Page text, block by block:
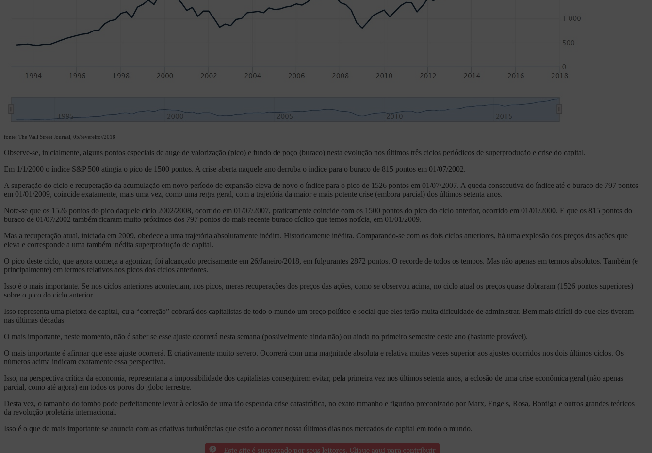
fonte: The Wall Street Journal, 05/fevereiro//2018
Observe-se, inicialmente, alguns pontos especiais de auge de valorização (pico) e fundo de poço (buraco) nesta evolução nos últimos três ciclos periódicos de superprodução e crise do capital.
Em 1/1/2000 o índice S&P 500 atingia o pico de 1500 pontos. A crise aberta naquele ano derruba o índice para o buraco de 815 pontos em 01/07/2002.
A superação do ciclo e recuperação da acumulação em novo período de expansão eleva de novo o índice para o pico de 1526 pontos em 01/07/2007. A queda consecutiva do índice até o buraco de 797 pontos
em 01/01/2009, coincide exatamente, mais uma vez, como uma regra geral, com a trajetória da maior e mais potente crise (embora parcial) dos últimos setenta anos.
Note-se que os 1526 pontos do pico daquele ciclo 2002/2008, ocorrido em 01/07/2007, praticamente coincide com os 1500 pontos do pico do ciclo anterior, ocorrido em 01/01/2000. E que os 815 pontos do
buraco de 01/07/2002 também ficaram muito próximos dos 797 pontos do mais recente buraco cíclico que temos notícia, em 01/01/2009.
Mas a recuperação atual, iniciada em 2009, obedece a uma trajetória absolutamente inédita. Historicamente inédita. Comparando-se com os dois ciclos anteriores, há uma explosão dos preços das ações que
eleva e corresponde a uma também inédita superprodução de capital.
O pico deste ciclo, que agora começa a agonizar, foi alcançado precisamente em 26/Janeiro/2018, em fulgurantes 2872 pontos. O recorde de todos os tempos. Mas não apenas em termos absolutos. Também (e
principalmente) em termos relativos aos picos dos ciclos anteriores.
Isso é o mais importante. Se nos ciclos anteriores aconteciam, nos picos, meras recuperações dos preços das ações, como se observou acima, no ciclo atual os preços quase dobraram (1526 pontos superiores)
sobre o pico do ciclo anterior.
Isso representa uma pletora de capital, cuja “correção” cobrará dos capitalistas de todo o mundo um preço político e social que eles terão muita dificuldade de administrar. Bem mais difícil do que eles tiveram
nas últimas décadas.
O mais importante, neste momento, não é saber se esse ajuste ocorrerá nesta semana (possivelmente ainda não) ou ainda no primeiro semestre deste ano (bastante provável).
O mais importante é afirmar que esse ajuste ocorrerá. E criativamente muito severo. Ocorrerá com uma magnitude absoluta e relativa muitas vezes superior aos ajustes ocorridos nos dois últimos ciclos. Os
números acima indicam exatamente essa perspectiva.
Isso, na perspectiva crítica da economia, representaria a impossibilidade dos capitalistas conseguirem evitar, pela primeira vez nos últimos setenta anos, a eclosão de uma crise econômica geral (não apenas
parcial, como até agora) em todos os poros do globo terrestre.
Desta vez, o tamanho do tombo pode perfeitamente levar à eclosão de uma tão esperada crise catastrófica, no exato tamanho e figurino preconizado por Marx, Engels, Rosa, Bordiga e outros grandes teóricos
da revolução proletária internacional.
Isso é o que de mais importante se anuncia com as criativas turbulências que estão a ocorrer nossa últimos dias nos mercados de capital em todo o mundo.